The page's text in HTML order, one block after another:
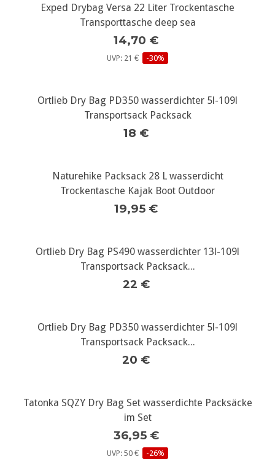
Exped Drybag Versa 22 Liter Trockentasche
Transporttasche deep sea
14,70 €
UVP: 21 € -30%
Ortlieb Dry Bag PD350 wasserdichter 5l-109l
Transportsack Packsack
18 €
Naturehike Packsack 28 L wasserdicht
Trockentasche Kajak Boot Outdoor
19,95 €
Ortlieb Dry Bag PS490 wasserdichter 13l-109l
Transportsack Packsack...
22 €
Ortlieb Dry Bag PD350 wasserdichter 5l-109l
Transportsack Packsack...
20 €
Tatonka SQZY Dry Bag Set wasserdichte Packsäcke
im Set
36,95 €
UVP: 50 € -26%